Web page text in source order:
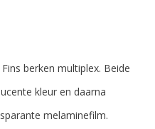
berken multiplex. Beide
kleur en daarna
melaminefilm.